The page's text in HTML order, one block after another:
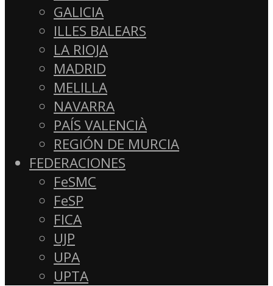
GALICIA
ILLES BALEARS
LA RIOJA
MADRID
MELILLA
NAVARRA
PAÍS VALENCIÀ
REGIÓN DE MURCIA
FEDERACIONES
FeSMC
FeSP
FICA
UJP
UPA
UPTA